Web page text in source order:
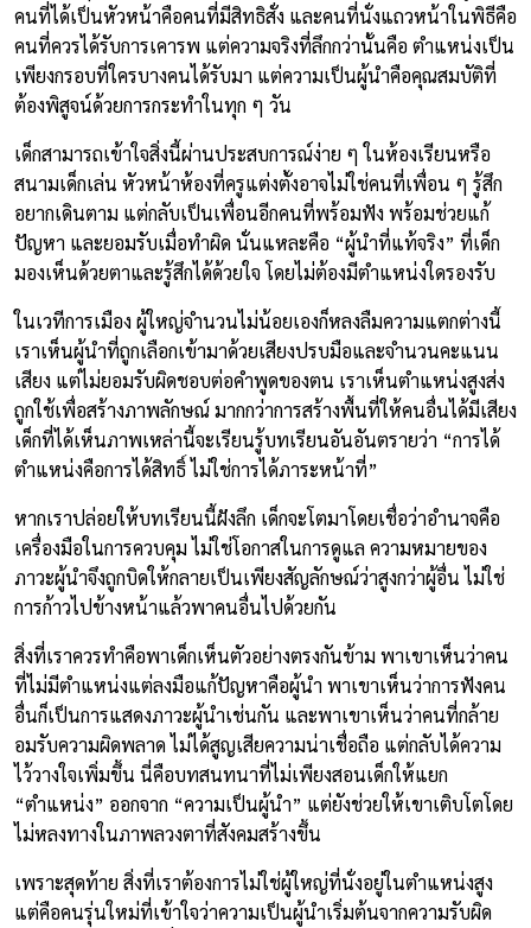
คนที่ได้เป็นหัวหน้าคือคนที่มีสิทธิสั่ง และคนที่นั่งแถวหน้าในพิธีคือ
คนที่ควรได้รับการเคารพ แต่ความจริงที่ลึกกว่านั้นคือ ตำแหน่งเป็น
เพียงกรอบที่ใครบางคนได้รับมา แต่ความเป็นผู้นำคือคุณสมบัติที่
ต้องพิสูจน์ด้วยการกระทำในทุก ๆ วัน
เด็กสามารถเข้าใจสิ่งนี้ผ่านประสบการณ์ง่าย ๆ ในห้องเรียนหรือ
สนามเด็กเล่น หัวหน้าห้องที่ครูแต่งตั้งอาจไม่ใช่คนที่เพื่อน ๆ รู้สึก
อยากเดินตาม แต่กลับเป็นเพื่อนอีกคนที่พร้อมฟัง พร้อมช่วยแก้
ปัญหา และยอมรับเมื่อทำผิด นั่นแหละคือ “ผู้นำที่แท้จริง” ที่เด็ก
มองเห็นด้วยตาและรู้สึกได้ด้วยใจ โดยไม่ต้องมีตำแหน่งใดรองรับ
ในเวทีการเมือง ผู้ใหญ่จำนวนไม่น้อยเองก็หลงลืมความแตกต่างนี้
เราเห็นผู้นำที่ถูกเลือกเข้ามาด้วยเสียงปรบมือและจำนวนคะแนน
เสียง แต่ไม่ยอมรับผิดชอบต่อคำพูดของตน เราเห็นตำแหน่งสูงส่ง
ถูกใช้เพื่อสร้างภาพลักษณ์ มากกว่าการสร้างพื้นที่ให้คนอื่นได้มีเสียง
เด็กที่ได้เห็นภาพเหล่านี้จะเรียนรู้บทเรียนอันอันตรายว่า “การได้
ตำแหน่งคือการได้สิทธิ์ ไม่ใช่การได้ภาระหน้าที่”
หากเราปล่อยให้บทเรียนนี้ฝังลึก เด็กจะโตมาโดยเชื่อว่าอำนาจคือ
เครื่องมือในการควบคุม ไม่ใช่โอกาสในการดูแล ความหมายของ
ภาวะผู้นำจึงถูกบิดให้กลายเป็นเพียงสัญลักษณ์ว่าสูงกว่าผู้อื่น ไม่ใช่
การก้าวไปข้างหน้าแล้วพาคนอื่นไปด้วยกัน
สิ่งที่เราควรทำคือพาเด็กเห็นตัวอย่างตรงกันข้าม พาเขาเห็นว่าคน
ที่ไม่มีตำแหน่งแต่ลงมือแก้ปัญหาคือผู้นำ พาเขาเห็นว่าการฟังคน
อื่นก็เป็นการแสดงภาวะผู้นำเช่นกัน และพาเขาเห็นว่าคนที่กล้าย
อมรับความผิดพลาด ไม่ได้สูญเสียความน่าเชื่อถือ แต่กลับได้ความ
ไว้วางใจเพิ่มขึ้น นี่คือบทสนทนาที่ไม่เพียงสอนเด็กให้แยก
“ตำแหน่ง” ออกจาก “ความเป็นผู้นำ” แต่ยังช่วยให้เขาเติบโตโดย
ไม่หลงทางในภาพลวงตาที่สังคมสร้างขึ้น
เพราะสุดท้าย สิ่งที่เราต้องการไม่ใช่ผู้ใหญ่ที่นั่งอยู่ในตำแหน่งสูง
แต่คือคนรุ่นใหม่ที่เข้าใจว่าความเป็นผู้นำเริ่มต้นจากความรับผิด